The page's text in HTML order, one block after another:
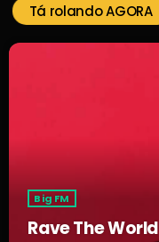
Tá rolando AGORA
Big FM
Rave The World